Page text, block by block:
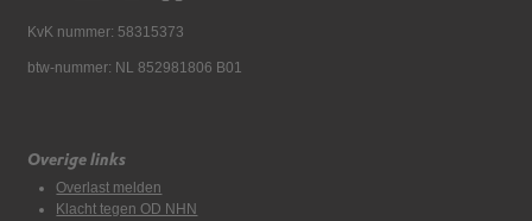
KvK nummer: 58315373
btw-nummer: NL 852981806 B01
Overige links
Overlast melden
Klacht tegen OD NHN